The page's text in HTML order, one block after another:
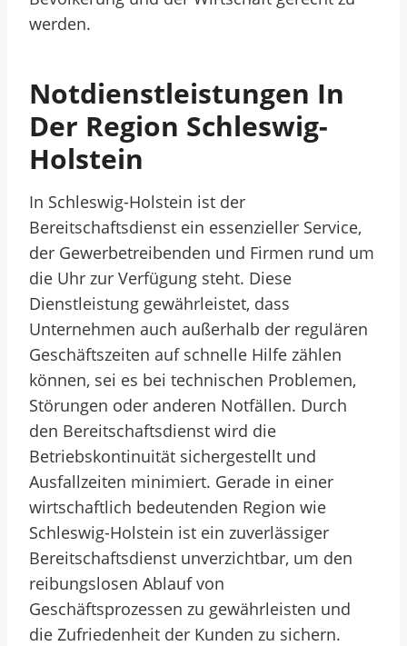
werden.
Notdienstleistungen In
Der Region Schleswig-
Holstein
In Schleswig-Holstein ist der
Bereitschaftsdienst ein essenzieller Service,
der Gewerbetreibenden und Firmen rund um
die Uhr zur Verfügung steht. Diese
Dienstleistung gewährleistet, dass
Unternehmen auch außerhalb der regulären
Geschäftszeiten auf schnelle Hilfe zählen
können, sei es bei technischen Problemen,
Störungen oder anderen Notfällen. Durch
den Bereitschaftsdienst wird die
Betriebskontinuität sichergestellt und
Ausfallzeiten minimiert. Gerade in einer
wirtschaftlich bedeutenden Region wie
Schleswig-Holstein ist ein zuverlässiger
Bereitschaftsdienst unverzichtbar, um den
reibungslosen Ablauf von
Geschäftsprozessen zu gewährleisten und
die Zufriedenheit der Kunden zu sichern.